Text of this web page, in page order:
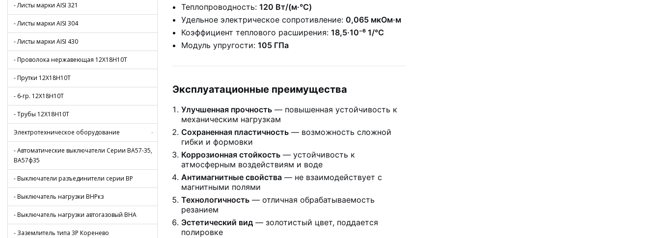
- Листы марки AISI 321
- Листы марки AISI 304
- Листы марки AISI 430
- Проволока нержавеющая 12Х18Н10Т
- Прутки 12Х18Н10Т
- 6-гр. 12Х18Н10Т
- Трубы 12Х18Н10Т
Электротехническое оборудование -
- Автоматические выключатели Серии ВА57-35,
ВА57ф35
- Выключатели разъединители серии ВР
- Выключатель нагрузки ВНРкз
- Выключатель нагрузки автогазовый ВНА
- Заземлитель типа 3Р Коренево
Теплопроводность: 120 Вт/(м·°C)
Удельное электрическое сопротивление: 0,065 мкОм·м
Коэффициент теплового расширения: 18,5·10⁻⁶ 1/°C
Модуль упругости: 105 ГПа
Эксплуатационные преимущества
Улучшенная прочность — повышенная устойчивость к
механическим нагрузкам
Сохраненная пластичность — возможность сложной
гибки и формовки
Коррозионная стойкость — устойчивость к
атмосферным воздействиям и воде
Антимагнитные свойства — не взаимодействует с
магнитными полями
Технологичность — отличная обрабатываемость
резанием
Эстетический вид — золотистый цвет, поддается
полировке